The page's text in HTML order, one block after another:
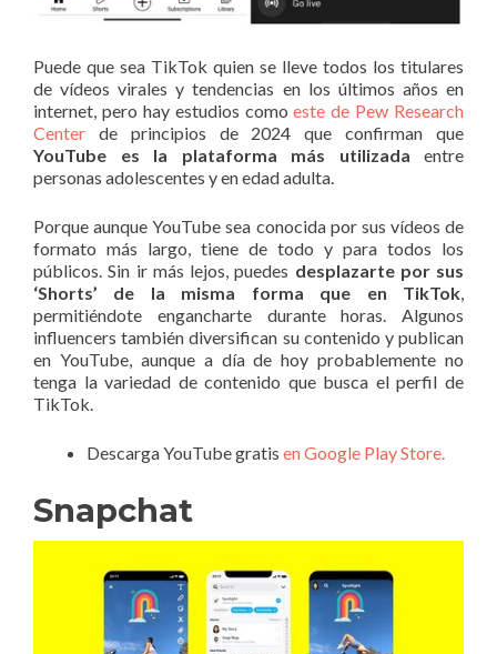
Puede que sea TikTok quien se lleve todos los titulares
de vídeos virales y tendencias en los últimos años en
internet, pero hay estudios comoeste de Pew Research
Center de principios de 2024 que confirman que
YouTube es la plataforma más utilizada entre
personas adolescentes y en edad adulta.
Porque aunque YouTube sea conocida por sus vídeos de
formato más largo, tiene de todo y para todos los
públicos. Sin ir más lejos, puedes desplazarte por sus
‘Shorts’ de la misma forma que en TikTok,
permitiéndote engancharte durante horas. Algunos
influencers también diversifican su contenido y publican
en YouTube, aunque a día de hoy probablemente no
tenga la variedad de contenido que busca el perfil de
TikTok.
Descarga YouTube gratis en Google Play Store.
Snapchat